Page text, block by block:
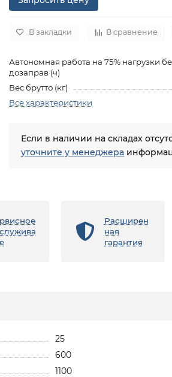
В закладки В сравнение
Автономная работа на 75% нагрузки
дозаправ (ч)
Вес брутто (кг)
Все характеристики
Если в наличии на складах
уточните у менеджера
Расширен
ная
гарантия
25
600
1100